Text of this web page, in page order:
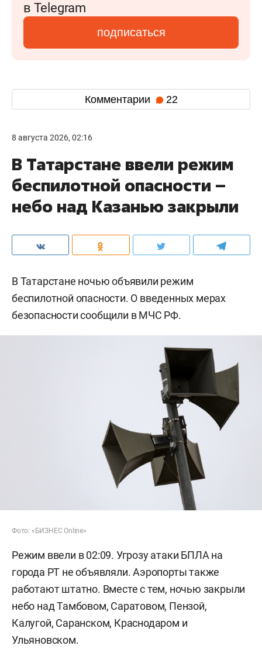
в Telegram
подписаться
Комментарии 22
8 августа 2026, 02:16
В Татарстане ввели режим
беспилотной опасности –
небо над Казанью закрыли
В Татарстане ночью объявили режим
беспилотной опасности. О введенных мерах
безопасности сообщили в МЧС РФ.
Фото: «БИЗНЕС Online»
Режим ввели в 02:09. Угрозу атаки БПЛА на
города РТ не объявляли. Аэропорты также
работают штатно. Вместе с тем, ночью закрыли
небо над Тамбовом, Саратовом, Пензой,
Калугой, Саранском, Краснодаром и
Ульяновском.